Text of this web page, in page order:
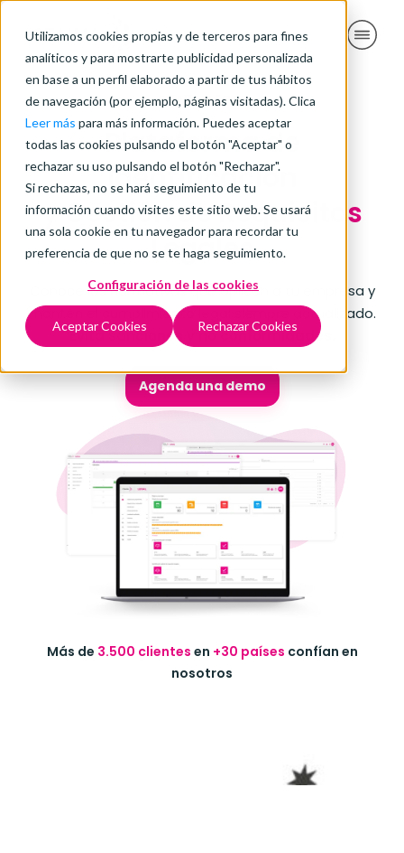
Utilizamos cookies propias y de terceros para fines
analíticos y para mostrarte publicidad personalizada
en base a un perfil elaborado a partir de tus hábitos
de navegación (por ejemplo, páginas visitadas). Clica
Leer más para más información. Puedes aceptar
todas las cookies pulsando el botón "Aceptar" o
rechazar su uso pulsando el botón "Rechazar".
Si rechazas, no se hará seguimiento de tu
información cuando visites este sitio web. Se usará
una sola cookie en tu navegador para recordar tu
preferencia de que no se te haga seguimiento.
Configuración de las cookies
Aceptar Cookies Rechazar Cookies
CTAIMALEGAL
Plataforma de
Identificación
y Gestión deRequisitos
Legales
Conoce las normativas que aplican a tu empresa y
mantén el cumplimiento legal siempre actualizado.
Evita sanciones y no conformidades.
Agenda una demo
Más de 3.500 clientes en +30 países confían en
nosotros